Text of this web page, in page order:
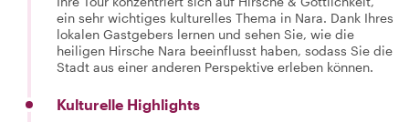
ein sehr wichtiges kulturelles Thema in Nara. Dank Ihres
lokalen Gastgebers lernen und sehen Sie, wie die
heiligen Hirsche Nara beeinflusst haben, sodass Sie die
Stadt aus einer anderen Perspektive erleben können.
Kulturelle Highlights